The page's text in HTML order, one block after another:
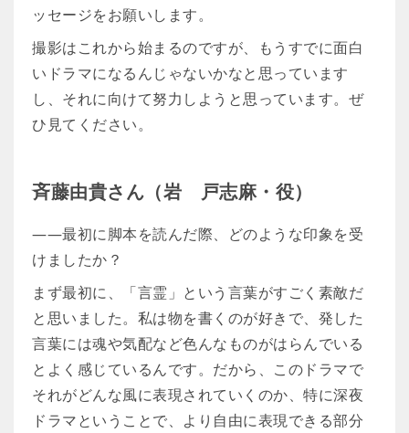
ッセージをお願いします。
撮影はこれから始まるのですが、もうすでに面白
いドラマになるんじゃないかなと思っています
し、それに向けて努力しようと思っています。ぜ
ひ見てください。
斉藤由貴さん（岩 戸志麻・役）
――最初に脚本を読んだ際、どのような印象を受
けましたか？
まず最初に、「言霊」という言葉がすごく素敵だ
と思いました。私は物を書くのが好きで、発した
言葉には魂や気配など色んなものがはらんでいる
とよく感じているんです。だから、このドラマで
それがどんな風に表現されていくのか、特に深夜
ドラマということで、より自由に表現できる部分